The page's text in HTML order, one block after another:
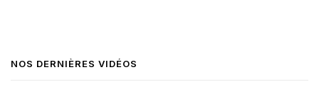
NOS DERNIÈRES VIDÉOS